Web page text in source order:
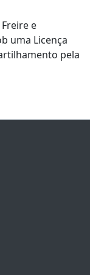
e
uma Licença
pela